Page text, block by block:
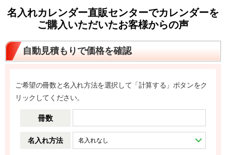
名入れカレンダー直販センターでカレンダーを
ご購入いただいたお客様からの声
自動見積もりで価格を確認
ご希望の冊数と名入れ方法を選択して「計算する」ボタンをク
リックしてください。
冊数
名入れ方法